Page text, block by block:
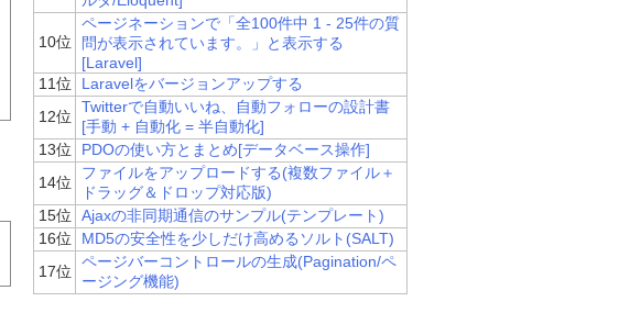
10位
ページネーションで「全100件中 1 - 25件の質
問が表示されています。」と表示する
[Laravel]
11位
Laravelをバージョンアップする
12位
Twitterで自動いいね、自動フォローの設計書
[手動 + 自動化 = 半自動化]
13位
PDOの使い方とまとめ[データベース操作]
14位
ファイルをアップロードする(複数ファイル＋
ドラッグ＆ドロップ対応版)
15位
Ajaxの非同期通信のサンプル(テンプレート)
16位
MD5の安全性を少しだけ高めるソルト(SALT)
17位
ページバーコントロールの生成(Pagination/ペ
ージング機能)